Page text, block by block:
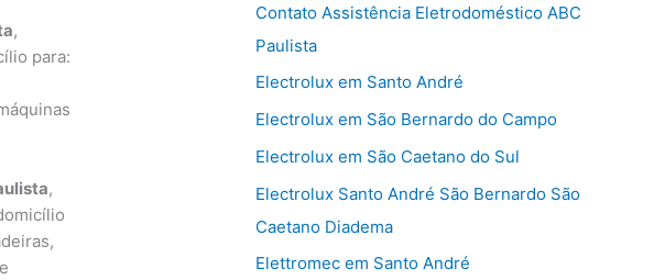
,
para:
,
Contato Assistência Eletrodoméstico ABC
Paulista
Electrolux em Santo André
Electrolux em São Bernardo do Campo
Electrolux em São Caetano do Sul
Electrolux Santo André São Bernardo São
Caetano Diadema
Elettromec em Santo André